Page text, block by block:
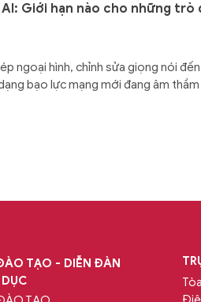
Giới hạn nào cho những trò
ngoại hình, chỉnh sửa giọng nói
bạo lực mạng mới đang âm
TẠO - DIỄN ĐÀN